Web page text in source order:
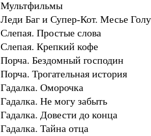
Мультфильмы
Леди Баг и Супер-Кот. Месье
Слепая. Простые слова
Слепая. Крепкий кофе
Порча. Бездомный господин
Порча. Трогательная история
Гадалка. Оморочка
Гадалка. Не могу забыть
Гадалка. Довести до конца
Гадалка. Тайна отца